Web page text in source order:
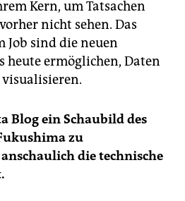
Kern, um Tatsachen
nicht sehen. Das
Job sind die neuen
heute ermöglichen, Daten
visualisieren.
Blog ein Schaubild des
zu
die technische